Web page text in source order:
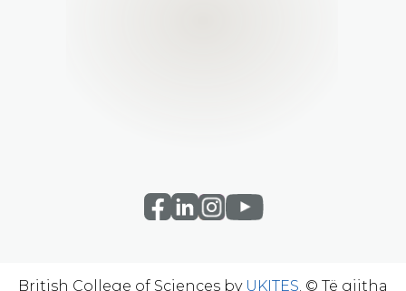
British College of Sciences by UKITES. © Të gjitha